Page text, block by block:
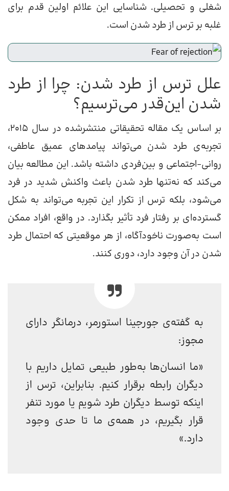
شغلی و تحصیلی. شناسایی این علائم اولین قدم برای
غلبه بر ترس از طرد شدن است.
علل ترس از طرد شدن: چرا از طرد
شدن این‌قدر می‌ترسیم؟
بر اساس یک مقاله تحقیقاتی منتشرشده در سال ۲۰۱۵،
تجربه‌ی طرد شدن می‌تواند پیامدهای عمیق عاطفی،
روانی-اجتماعی و بین‌فردی داشته باشد. این مطالعه بیان
می‌کند که نه‌تنها طرد شدن باعث واکنش شدید در فرد
می‌شود، بلکه ترس از تکرار این تجربه می‌تواند به شکل
گسترده‌ای بر رفتار فرد تأثیر بگذارد. در واقع، افراد ممکن
است به‌صورت ناخودآگاه، از هر موقعیتی که احتمال طرد
شدن در آن وجود دارد، دوری کنند.
به گفته‌ی جورجینا استورمر، درمانگر دارای
مجوز:
«ما انسان‌ها به‌طور طبیعی تمایل داریم با
دیگران رابطه برقرار کنیم. بنابراین، ترس از
اینکه توسط دیگران طرد شویم یا مورد تنفر
قرار بگیریم، در همه‌ی ما تا حدی وجود
دارد.»